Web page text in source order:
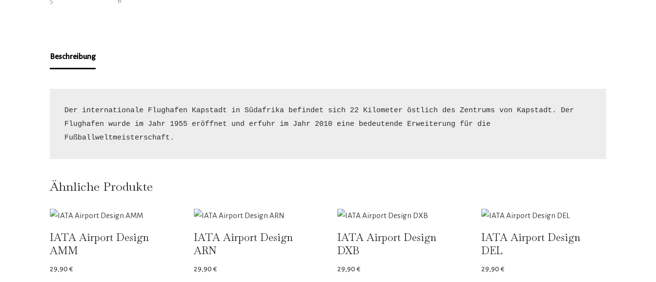
Beschreibung
Der internationale Flughafen Kapstadt in Südafrika befindet sich 22 Kilometer östlich des Zentrums von Kapstadt. Der
Flughafen wurde im Jahr 1955 eröffnet und erfuhr im Jahr 2010 eine bedeutende Erweiterung für die
Fußballweltmeisterschaft.
Ähnliche Produkte
IATA Airport Design
AMM
29,90€
IATA Airport Design
ARN
29,90€
IATA Airport Design
DXB
29,90€
IATA Airport Design
DEL
29,90€